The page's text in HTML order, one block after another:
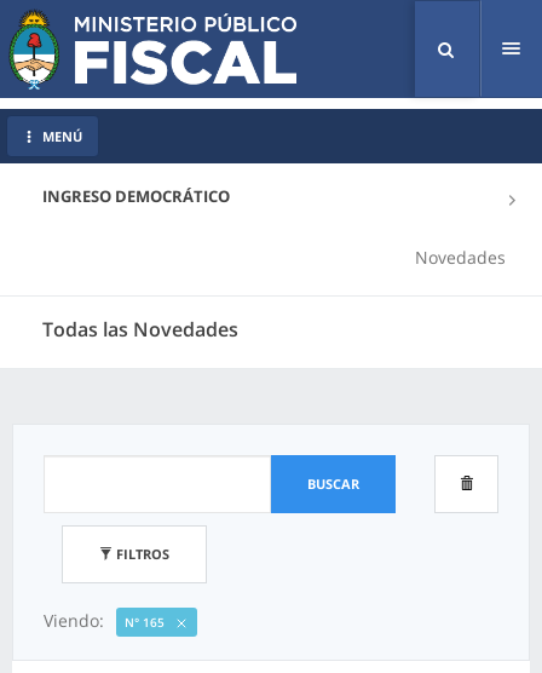
INGRESO DEMOCRÁTICO
Novedades
Todas las Novedades
MENÚ
BUSCAR
FILTROS
Viendo: N° 165